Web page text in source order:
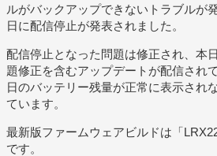
ルがバックアップできないトラブルが
日に配信停止が発表されました。
配信停止となった問題は修正され、本
題修正を含むアップデートが配信され
日のバッテリー残量が正常に表示され
ています。
最新版ファームウェアビルドは「
です。